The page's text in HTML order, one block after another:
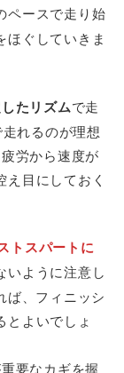
ペースで走り始
ほぐしていきま
たリズムで走
れるのが理想
労から速度が
目にしておく
トスパートに
いように注意し
ば、フィニッシ
とよいでしょ
要なカギを握